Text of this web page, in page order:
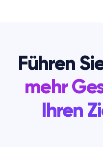
Führen
mehr
Ihren